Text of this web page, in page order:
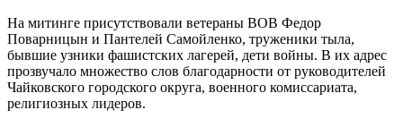
На митинге присутствовали ветераны ВОВ Федор
Поварницын и Пантелей Самойленко, труженики тыла,
бывшие узники фашистских лагерей, дети войны. В их адрес
прозвучало множество слов благодарности от руководителей
Чайковского городского округа, военного комиссариата,
религиозных лидеров.